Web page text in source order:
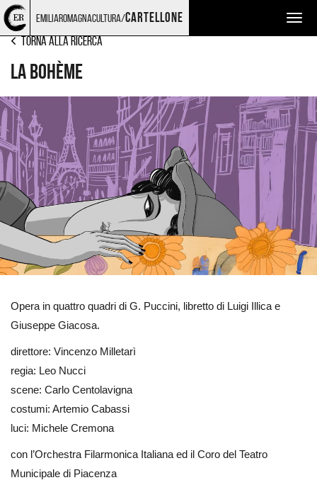
Torna
alla
home
Cerca
nel
sito
Salta
ai
contenuti
Salta
al
menu
emiliaromagnacultura/cartellone
LIRICA
Torna alla ricerca
La bohème
Opera in quattro quadri di G. Puccini, libretto di Luigi Illica e
Giuseppe Giacosa.
direttore: Vincenzo Milletarì
regia: Leo Nucci
scene: Carlo Centolavigna
costumi: Artemio Cabassi
luci: Michele Cremona
con l’Orchestra Filarmonica Italiana ed il Coro del Teatro
Municipale di Piacenza